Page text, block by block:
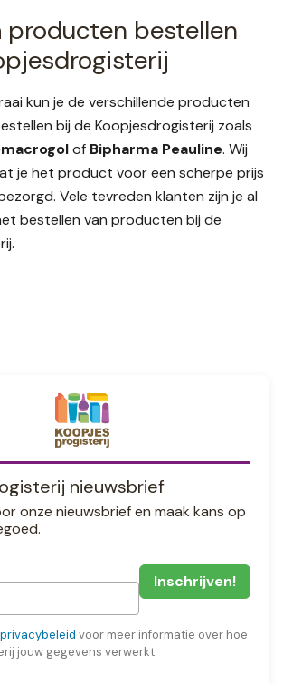
producten bestellen
kun je de verschillende producten
bij de Koopjesdrogisterij zoals
of Bipharma Peauline. Wij
je het product voor een scherpe prijs
Vele tevreden klanten zijn je al
bestellen van producten bij de
nieuwsbrief
onze nieuwsbrief en maak kans op
privacybeleid voor meer informatie over hoe
jouw gegevens verwerkt.